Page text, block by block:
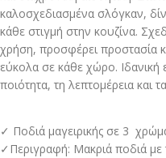
καλοσχεδιασμένα σλόγκαν,
κάθε στιγμή στην κουζίνα.
χρήση, προσφέρει προστασία
εύκολα σε κάθε χώρο. Ιδανική
ποιότητα, τη λεπτομέρεια και
✓ Ποδιά μαγειρικής σε 3
✓Περιγραφή: Μακριά ποδιά με